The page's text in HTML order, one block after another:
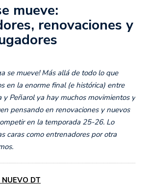
mueve:
renovaciones y
se mueve! Más allá de todo lo que
en la enorme final (e histórica) entre
y Peñarol ya hay muchos movimientos y
pensando en renovaciones y nuevos
en la temporada 25-26. Lo
caras como entrenadores por otra
DT